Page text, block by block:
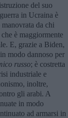
del suo
in Ucraina è
da chi
è maggiormente
E, grazie a Biden,
modo dannoso per
russo; è costretta
industriale e
inoltre,
gli arabi. A
in modo
ad armarsi in